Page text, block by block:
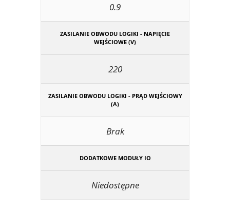
0.9
ZASILANIE OBWODU LOGIKI - NAPIĘCIE
WEJŚCIOWE (V)
220
ZASILANIE OBWODU LOGIKI - PRĄD WEJŚCIOWY
(A)
Brak
DODATKOWE MODUŁY IO
Niedostępne